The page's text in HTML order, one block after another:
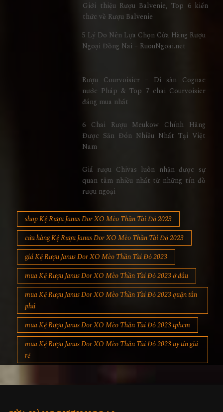
Giới thiệu Rượu Balvenie, Top 6 kiến
thức về Rượu Balvenie
5 Lý Do Nên Lựa Chọn Cửa Hàng Rượu
Rượu Courvoisier – Di sản Cognac
nước Pháp & Top 7 chai Courvoisier
6 Chai Rượu Meukow Chính Hãng
Được Săn Đón Nhiều Nhất Tại Việt
Giá rượu Chivas luôn nhận được sự
quan tâm nhiều nhất từ những tín đồ
shop Kệ Rượu Janus Dor XO Mèo Thần Tài Đỏ 2023
cửa hàng Kệ Rượu Janus Dor XO Mèo Thần Tài Đỏ 2023
giá Kệ Rượu Janus Dor XO Mèo Thần Tài Đỏ 2023
mua Kệ Rượu Janus Dor XO Mèo Thần Tài Đỏ 2023 ở đâu
mua Kệ Rượu Janus Dor XO Mèo Thần Tài Đỏ 2023 quận tân
phú
mua Kệ Rượu Janus Dor XO Mèo Thần Tài Đỏ 2023 tphcm
mua Kệ Rượu Janus Dor XO Mèo Thần Tài Đỏ 2023 uy tín giá
rẻ